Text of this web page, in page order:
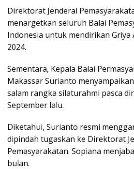
Direktorat Jenderal
menargetkan seluruh Balai
Indonesia untuk mendirikan Griya
2024.
Sementara, Kepala Balai
Makassar Surianto
salam rangka silaturahmi pasca
September lalu.
Diketahui, Surianto resmi
dipindah tugaskan ke Direktorat
Pemasyarakatan. Sopiana
bulan.